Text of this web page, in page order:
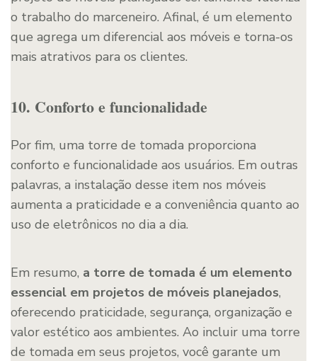
o trabalho do marceneiro. Afinal, é um elemento
que agrega um diferencial aos móveis e torna-os
mais atrativos para os clientes.
10. Conforto e funcionalidade
Por fim, uma torre de tomada proporciona
conforto e funcionalidade aos usuários. Em outras
palavras, a instalação desse item nos móveis
aumenta a praticidade e a conveniência quanto ao
uso de eletrônicos no dia a dia.
Em resumo, a torre de tomada é um elemento
essencial em projetos de móveis planejados,
oferecendo praticidade, segurança, organização e
valor estético aos ambientes. Ao incluir uma torre
de tomada em seus projetos, você garante um